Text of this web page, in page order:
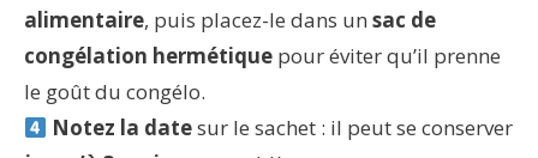
alimentaire, puis placez-le dans un sac de
congélation hermétique pour éviter qu’il prenne
le goût du congélo.
Notez la datesur le sachet : il peut se conserver